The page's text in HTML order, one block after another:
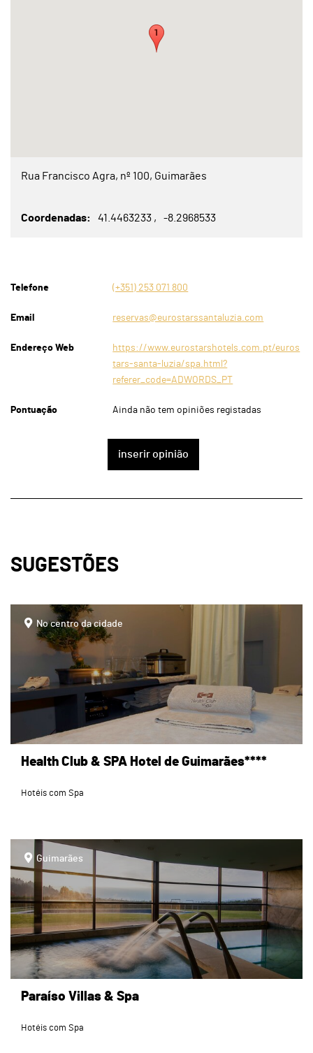
Rua Francisco Agra, nº 100, Guimarães
Coordenadas 41.4463233 -8.2968533
Telefone (+351) 253 071 800
Email reservas@eurostarssantaluzia.com
Endereço Web
https://www.eurostarshotels.com.pt/euros
tars-santa-luzia/spa.html?
referer_code=ADWORDS_PT
Pontuação Ainda não tem opiniões registadas
inserir opinião
SUGESTÕES
No centro da cidade
Health Club & SPA Hotel de Guimarães****
Hotéis com Spa
page
Guimarães
Paraíso Villas & Spa
Hotéis com Spa